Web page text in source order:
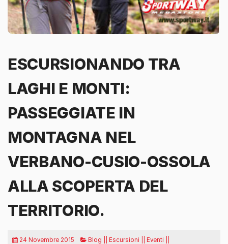
ESCURSIONANDO TRA
LAGHI E MONTI:
PASSEGGIATE IN
MONTAGNA NEL
VERBANO-CUSIO-OSSOLA
ALLA SCOPERTA DEL
TERRITORIO.
24 Novembre 2015 Blog || Escursioni || Eventi ||